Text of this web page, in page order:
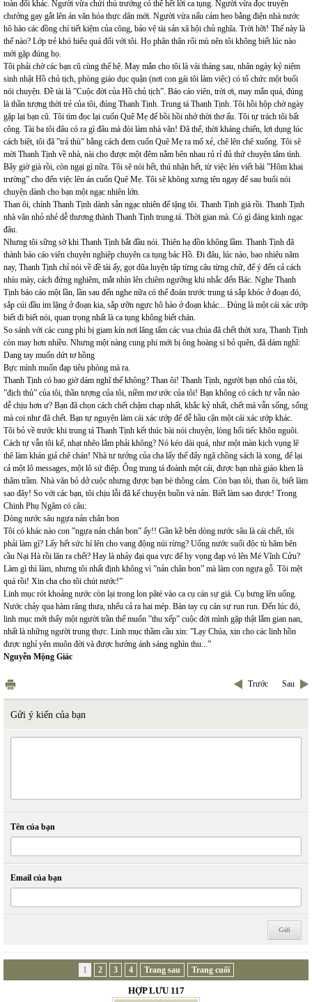
toàn đổi khác. Người vừa chửi thủ trưởng có thể hết lời ca tụng. Người vừa đọc truyện
chưởng gay gắt lên án văn hóa thực dân mới. Người vừa nấu cám heo bằng điện nhà nước
hô hào các đồng chí tiết kiệm của công, bảo vệ tài sản xã hội chủ nghĩa. Trời hỡi! Thế này là
thế nào? Lớp trẻ khó hiểu quá đối với tôi. Họ phân thân rối mù nên tôi không biết lúc nào
mới gặp đúng họ.
Tôi phải chờ các bạn cũ cùng thế hệ. May mắn cho tôi là vài tháng sau, nhân ngày kỷ niệm
sinh nhật Hồ chủ tịch, phòng giáo dục quận (nơi con gái tôi làm việc) có tổ chức một buổi
nói chuyện. Đề tài là ”Cuộc đời của Hồ chủ tịch”. Báo cáo viên, trời ơi, may mắn quá, đúng
là thần tượng thời trẻ của tôi, đúng Thanh Tịnh. Trung tá Thanh Tịnh. Tôi hồi hộp chờ ngày
gặp lại bạn cũ. Tôi tìm đọc lại cuốn Quê Mẹ để bồi hồi nhớ thời thơ ấu. Tôi tự trách tôi bất
công. Tài ba tôi đâu có ra gì đâu mà đòi làm nhà văn! Đã thế, thời kháng chiến, lợi dụng lúc
cách biệt, tôi đã ”trả thù” bằng cách đem cuốn Quê Mẹ ra mổ xẻ, chê lên chê xuống. Tôi sẽ
mời Thanh Tịnh về nhà, nài cho được một đêm nằm bên nhau rủ rỉ đủ thứ chuyện tâm tình.
Bây giờ già rồi, còn ngại gì nữa. Tôi sẽ nói hết, thú nhận hết, từ việc lén viết bài ”Hôm khai
trường” cho đến việc lên án cuốn Quê Mẹ. Tôi sẽ không xưng tên ngay để sau buổi nói
chuyện dành cho bạn một ngạc nhiên lớn.
Than ôi, chính Thanh Tịnh dành sẵn ngạc nhiên để tặng tôi. Thanh Tịnh già rồi. Thanh Tịnh
nhà văn nhỏ nhẻ dễ thương thành Thanh Tịnh trung tá. Thời gian mà. Có gì đáng kinh ngạc
đâu.
Nhưng tôi sững sờ khi Thanh Tịnh bắt đầu nói. Thiên hạ đồn không lầm. Thanh Tịnh đã
thành báo cáo viên chuyên nghiệp chuyên ca tụng bác Hồ. Đi đâu, lúc nào, bao nhiêu năm
nay, Thanh Tịnh chỉ nói về đề tài ấy, gọt dũa luyện tập từng câu từng chữ, để ý đến cả cách
nhíu mày, cách đứng nghiêm, mắt nhìn lên chiêm ngưỡng khi nhắc đến Bác. Nghe Thanh
Tịnh báo cáo một lần, lần sau đến nghe nữa có thể đoán trước trung tá sắp khóc ở đoạn đó,
sắp cúi đầu im lặng ở đoạn kia, sắp ưỡn ngực hô hào ở đoạn khác... Đúng là một cái xác ướp
biết đi biết nói, quan trọng nhất là ca tụng không biết chán.
So sánh với các cung phi bị giam kín nơi lăng tẩm các vua chúa đã chết thời xưa, Thanh Tịnh
còn may hơn nhiều. Nhưng một nàng cung phi mới bị ông hoàng si bỏ quên, đã dám nghĩ:
Dang tay muốn dứt tơ hồng
Bực mình muốn đạp tiêu phòng mà ra.
Thanh Tịnh có bao giờ dám nghĩ thế không? Than ôi! Thanh Tịnh, người bạn nhỏ của tôi,
”địch thủ” của tôi, thần tượng của tôi, niềm mơ ước của tôi! Bạn không có cách tự vẫn nào
dễ chịu hơn ư? Bạn đã chọn cách chết chậm chạp nhất, khắc kỷ nhất, chết mà vẫn sống, sống
mà coi như đã chết. Bạn tự nguyện làm cái xác ướp để dễ hầu cận một cái xác ướp khác.
Tôi bỏ về trước khi trung tá Thanh Tịnh kết thúc bài nói chuyện, lòng hối tiếc khôn nguôi.
Cách tự vẫn tôi kể, nhạt nhẽo lắm phải không? Nó kéo dài quá, như một màn kịch vụng lê
thê làm khán giả chê chán! Nhà tư tưởng của cha lấy thế đẩy ngã chồng sách là xong, để lại
cả một lô messages, một lô sứ điệp. Ông trung tá đoành một cái, được bạn nhà giáo khen là
thâm trầm. Nhà văn bỏ dở cuộc nhưng được bạn bè thông cảm. Còn bạn tôi, than ôi, biết làm
sao đây! So với các bạn, tôi chịu lỗi đã kể chuyện buồn và nản. Biết làm sao được! Trong
Chinh Phụ Ngâm có câu:
Dòng nước sâu ngựa nản chân bon
Tôi có khác nào con ”ngựa nản chân bon” ấy!! Gần kề bên dòng nước sâu là cái chết, tôi
phải làm gì? Lấy hết sức hí lên cho vang động núi rừng? Uống nước suối độc tù hãm bên
cầu Nại Hà rồi lăn ra chết? Hay là nhảy đại qua vực để hy vọng đạp vó lên Mé Vĩnh Cửu?
Làm gì thì làm, nhưng tôi nhất định không vì ”nản chân bon” mà làm con ngựa gỗ. Tôi mệt
quá rồi! Xin cha cho tôi chút nước!”
Linh mục rót khoảng nước còn lại trong lon pâté vào ca cụ cán sự già. Cụ bưng lên uống.
Nước chảy qua hàm răng thưa, nhểu cả ra hai mép. Bàn tay cụ cán sự run run. Đến lúc đó,
linh mục mới thấy một người trần thế muốn ”thu xếp” cuộc đời mình gặp thật lắm gian nan,
nhất là những người trung thực. Linh mục thầm cầu xin: ”Lạy Chúa, xin cho các linh hồn
được nghỉ yên muôn đời và được hưởng ánh sáng nghìn thu...”
Nguyễn Mộng Giác
Trước Sau
Gửi ý kiến của bạn
Tên của bạn
Email của bạn
1 2 3 4 Trang sau Trang cuối
HỢP LƯU 117